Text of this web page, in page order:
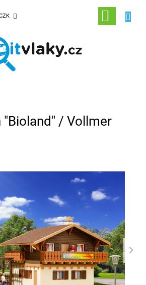
NÁKUPNÍ
KOŠÍK
"Bioland" / Vollmer